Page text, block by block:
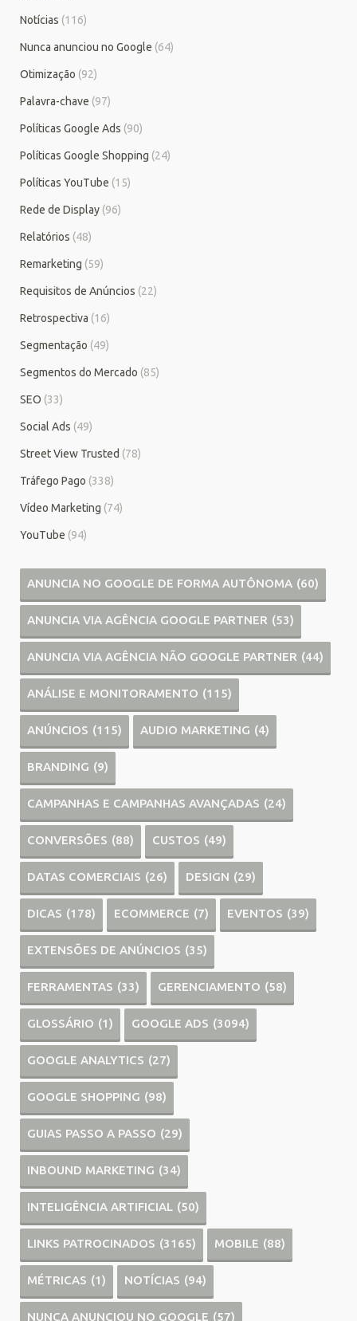
Notícias (116)
Nunca anunciou no Google (64)
Otimização (92)
Palavra-chave (97)
Políticas Google Ads (90)
Políticas Google Shopping (24)
Políticas YouTube (15)
Rede de Display (96)
Relatórios (48)
Remarketing (59)
Requisitos de Anúncios (22)
Retrospectiva (16)
Segmentação (49)
Segmentos do Mercado (85)
SEO (33)
Social Ads (49)
Street View Trusted (78)
Tráfego Pago (338)
Vídeo Marketing (74)
YouTube (94)
ANUNCIA NO GOOGLE DE FORMA AUTÔNOMA (60)
ANUNCIA VIA AGÊNCIA GOOGLE PARTNER (53)
ANUNCIA VIA AGÊNCIA NÃO GOOGLE PARTNER (44)
ANÁLISE E MONITORAMENTO (115)
ANÚNCIOS (115) AUDIO MARKETING (4)
BRANDING (9)
CAMPANHAS E CAMPANHAS AVANÇADAS (24)
CONVERSÕES (88) CUSTOS (49)
DATAS COMERCIAIS (26) DESIGN (29)
DICAS (178) ECOMMERCE (7) EVENTOS (39)
EXTENSÕES DE ANÚNCIOS (35)
FERRAMENTAS (33) GERENCIAMENTO (58)
GLOSSÁRIO (1) GOOGLE ADS (3094)
GOOGLE ANALYTICS (27)
GOOGLE SHOPPING (98)
GUIAS PASSO A PASSO (29)
INBOUND MARKETING (34)
INTELIGÊNCIA ARTIFICIAL (50)
LINKS PATROCINADOS (3165) MOBILE (88)
MÉTRICAS (1) NOTÍCIAS (94)
NUNCA ANUNCIOU NO GOOGLE (57)